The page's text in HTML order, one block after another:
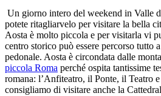
Un giorno intero del weekend in Valle
potete ritagliarvelo per visitare la bella
Aosta è molto piccola e per visitarla vi
centro storico può essere percorso tutto
pedonale. Aosta è circondata dalle
piccola Roma perché ospita tantissime
romana: l’Anfiteatro, il Ponte, il Teatro
consigliamo di visitare anche la